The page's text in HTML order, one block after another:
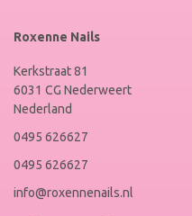
Roxenne Nails
Kerkstraat 81
6031 CG Nederweert
Nederland
0495 626627
0495 626627
info@roxennenails.nl